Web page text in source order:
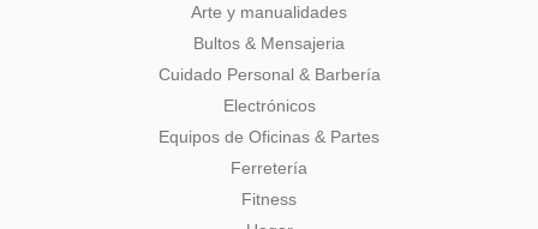
Arte y manualidades
Bultos & Mensajeria
Cuidado Personal & Barbería
Electrónicos
Equipos de Oficinas & Partes
Ferretería
Fitness